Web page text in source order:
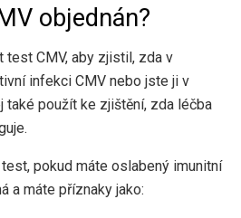
objednán?
test CMV, aby zjistil, zda v
infekci CMV nebo jste ji v
také použít ke zjištění, zda léčba
pokud máte oslabený imunitní
a máte příznaky jako: